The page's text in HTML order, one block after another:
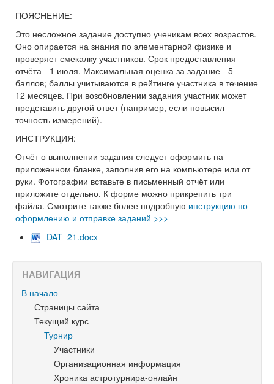
ПОЯСНЕНИЕ:
Это несложное задание доступно ученикам всех возрастов.
Оно опирается на знания по элементарной физике и
проверяет смекалку участников. Срок предоставления
отчёта - 1 июля. Максимальная оценка за задание - 5
баллов; баллы учитываются в рейтинге участника в течение
12 месяцев. При возобновлении задания участник может
представить другой ответ (например, если повысил
точность измерений).
ИНСТРУКЦИЯ:
Отчёт о выполнении задания следует оформить на
приложенном бланке, заполнив его на компьютере или от
руки. Фотографии вставьте в письменный отчёт или
приложите отдельно. К форме можно прикрепить три
файла. Смотрите также более подробную инструкцию по
оформлению и отправке заданий >>>
DAT_21.docx
НАВИГАЦИЯ
В начало
Страницы сайта
Текущий курс
Турнир
Участники
Организационная информация
Хроника астротурнира-онлайн